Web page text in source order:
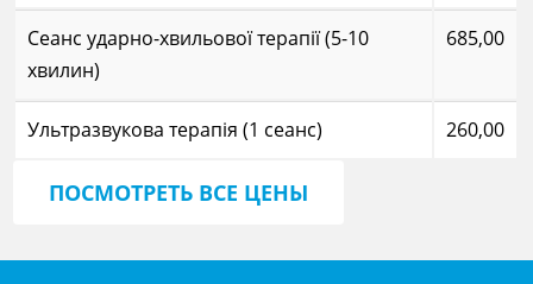
Сеанс ударно-хвильової терапії (5-10
хвилин)
685,00
Ультразвукова терапія (1 сеанс) 260,00
ПОСМОТРЕТЬ ВСЕ ЦЕНЫ